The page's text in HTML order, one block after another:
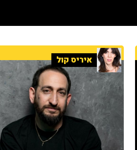
איריס קול